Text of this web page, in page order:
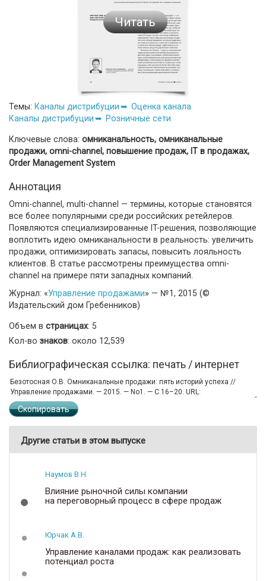
Читать
Темы: Каналы дистрибуции
Оценка канала
Каналы дистрибуции
Розничные сети
Ключевые слова: омниканальность, омниканальные
продажи, omni-channel, повышение продаж, IT в продажах,
Order Management System
Аннотация
Omni-channel, multi-channel — термины, которые становятся
все более популярными среди российских ретейлеров.
Появляются специализированные IT-решения, позволяющие
воплотить идею омниканальности в реальность: увеличить
продажи, оптимизировать запасы, повысить лояльность
клиентов. В статье рассмотрены преимущества omni-
channel на примере пяти западных компаний.
Журнал: «Управление продажами» — №1, 2015 (©
Издательский дом Гребенников)
Объем в страницах: 5
Кол-во знаков: около 12,539
Библиографическая ссылка: печать / интернет
Скопировать
Другие статьи в этом выпуске
Наумов В.Н.
Влияние рыночной силы компании
на переговорный процесс в сфере продаж
Юрчак А.В.
Управление каналами продаж: как реализовать
потенциал роста